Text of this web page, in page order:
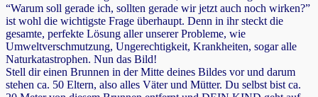
“Warum soll gerade ich, sollten gerade wir jetzt auch noch wirken?”
ist wohl die wichtigste Frage überhaupt. Denn in ihr steckt die
gesamte, perfekte Lösung aller unserer Probleme, wie
Umweltverschmutzung, Ungerechtigkeit, Krankheiten, sogar alle
Naturkatastrophen. Nun das Bild!
Stell dir einen Brunnen in der Mitte deines Bildes vor und darum
stehen ca. 50 Eltern, also alles Väter und Mütter. Du selbst bist ca.